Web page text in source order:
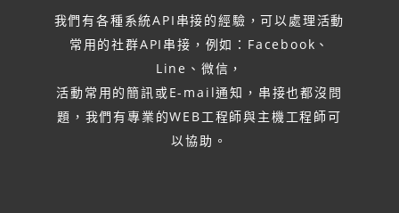
我們有各種系統API串接的經驗，可以處理活動
常用的社群API串接，例如：Facebook、
Line、微信，
活動常用的簡訊或E-mail通知，串接也都沒問
題，我們有專業的WEB工程師與主機工程師可
以協助。